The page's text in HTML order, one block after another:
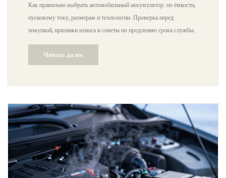
Как правильно выбрать автомобильный аккумулятор: по ёмкости,
пусковому току, размерам и технологии. Проверка перед
покупкой, признаки износа и советы по продлению срока службы.
Читать далее